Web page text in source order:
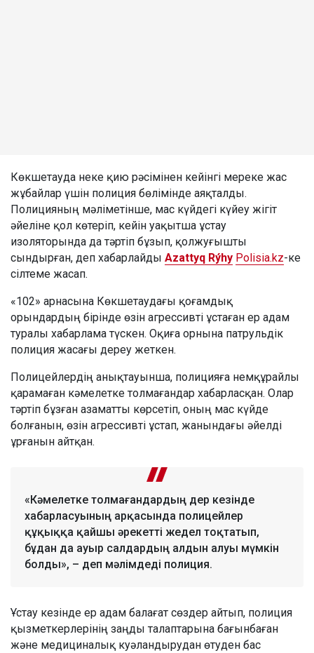
Көкшетауда неке қию рәсімінен кейінгі мереке жас
жұбайлар үшін полиция бөлімінде аяқталды.
Полицияның мәліметінше, мас күйдегі күйеу жігіт
әйеліне қол көтеріп, кейін уақытша ұстау
изоляторында да тәртіп бұзып, қолжуғышты
сындырған, деп хабарлайды Azattyq Rýhy Polisia.kz-ке
сілтеме жасап.
«102» арнасына Көкшетаудағы қоғамдық
орындардың бірінде өзін агрессивті ұстаған ер адам
туралы хабарлама түскен. Оқиға орнына патрульдік
полиция жасағы дереу жеткен.
Полицейлердің анықтауынша, полицияға немқұрайлы
қарамаған кәмелетке толмағандар хабарласқан. Олар
тәртіп бұзған азаматты көрсетіп, оның мас күйде
болғанын, өзін агрессивті ұстап, жанындағы әйелді
ұрғанын айтқан.
«Кәмелетке толмағандардың дер кезінде
хабарласуының арқасында полицейлер
құқыққа қайшы әрекетті жедел тоқтатып,
бұдан да ауыр салдардың алдын алуы мүмкін
болды», – деп мәлімдеді полиция.
Ұстау кезінде ер адам балағат сөздер айтып, полиция
қызметкерлерінің заңды талаптарына бағынбаған
және медициналық куәландырудан өтуден бас